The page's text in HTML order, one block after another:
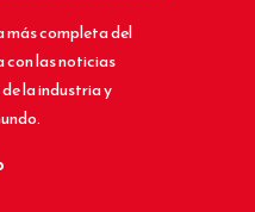
completa del
las noticias
la industria y